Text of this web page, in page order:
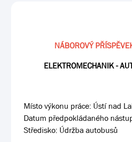
NÁBOROVÝ
ELEKTROMECHANIK -
Místo výkonu práce: Ústí nad
Datum předpokládaného
Středisko: Údržba autobusů